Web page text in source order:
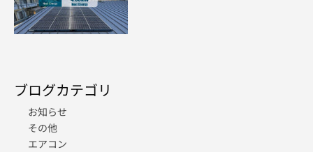
ブログカテゴリ
お知らせ
その他
エアコン